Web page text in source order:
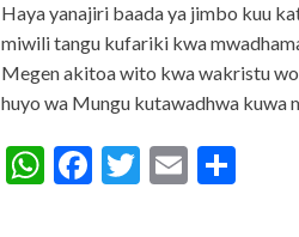
Haya yanajiri baada ya jimbo kuu
miwili tangu kufariki kwa
Megen akitoa wito kwa wakristu
huyo wa Mungu kutawadhwa kuwa
W F
T
E